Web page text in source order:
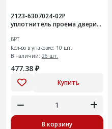
2123-6307024-02Р
уплотнитель проема двери
БРТ
Кол-во в упаковке: 10 шт.
В наличии: 26 шт.
477.38 ₽
Купить
В корзину